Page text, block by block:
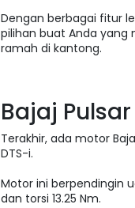
Dengan berbagai fitur
pilihan buat Anda
ramah di kantong.
Bajaj Pulsar
Terakhir, ada motor
DTS-i.
Motor ini berpendingin
dan torsi 13.25 Nm.